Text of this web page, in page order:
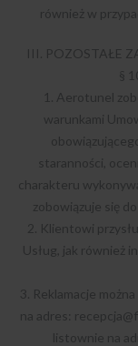
również w
III. POZOSTAŁE
§
1. Aerotunel
warunkami
staranności,
charakteru
zobowiązuje się
2. Klientowi
Usług, jak również
3. Reklamacje
na adres:
listownie na